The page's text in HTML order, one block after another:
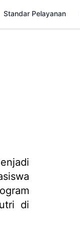
Standar Pelayanan
di